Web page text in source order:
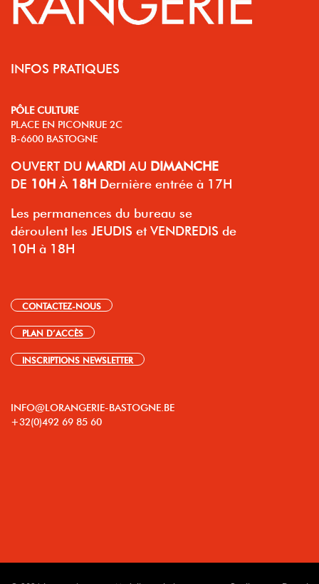
INFOS PRATIQUES
PÔLE CULTURE
PLACE EN PICONRUE 2C
B-6600 BASTOGNE
OUVERT DU MARDI AU DIMANCHE
DE 10H À 18H Dernière entrée à 17H
Les permanences du bureau se
déroulent les JEUDIS et VENDREDIS de
10H à 18H
CONTACTEZ-NOUS
PLAN D’ACCÈS
INSCRIPTIONS NEWSLETTER
INFO@LORANGERIE-BASTOGNE.BE
+32(0)492 69 85 60